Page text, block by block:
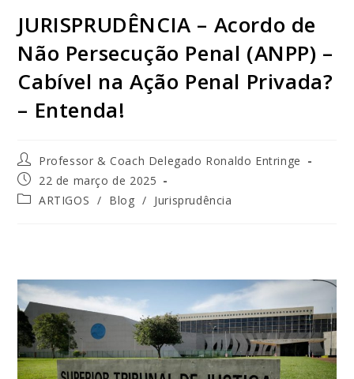
JURISPRUDÊNCIA – Acordo de
Não Persecução Penal (ANPP) –
Cabível na Ação Penal Privada?
– Entenda!
Professor & Coach Delegado Ronaldo Entringe
22 de março de 2025
ARTIGOS / Blog / Jurisprudência